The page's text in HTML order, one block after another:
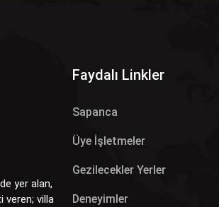
yer alan,
veren; villa
Faydalı Linkler
Sapanca
Üye İşletmeler
Gezilecekler Yerler
Deneyimler